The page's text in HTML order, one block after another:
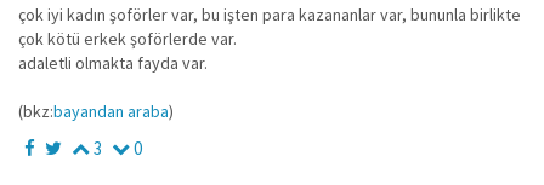
çok iyi kadın şoförler var, bu işten para kazananlar var, bununla birlikte
çok kötü erkek şoförlerde var.
adaletli olmakta fayda var.
(bkz:bayandan araba)
3 0